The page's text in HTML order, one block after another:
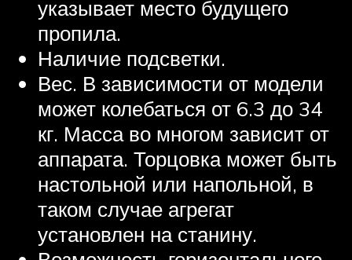
указывает место будущего
пропила.
Наличие подсветки.
Вес. В зависимости от модели
может колебаться от 6.3 до 34
кг. Масса во многом зависит от
аппарата. Торцовка может быть
настольной или напольной, в
таком случае агрегат
установлен на станину.